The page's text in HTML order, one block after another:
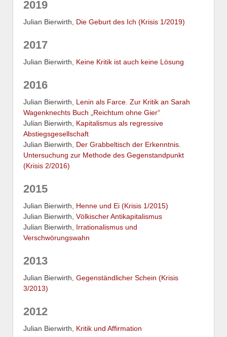
2019
Julian Bierwirth, Die Geburt des Ich (Krisis 1/2019)
2017
Julian Bierwirth, Keine Kritik ist auch keine Lösung
2016
Julian Bierwirth, Lenin als Farce. Zur Kritik an Sarah
Wagenknechts Buch „Reichtum ohne Gier“
Julian Bierwirth, Kapitalismus als regressive
Abstiegsgesellschaft
Julian Bierwirth, Der Grabbeltisch der Erkenntnis.
Untersuchung zur Methode des Gegenstandpunkt
(Krisis 2/2016)
2015
Julian Bierwirth, Henne und Ei (Krisis 1/2015)
Julian Bierwirth, Völkischer Antikapitalismus
Julian Bierwirth, Irrationalismus und
Verschwörungswahn
2013
Julian Bierwirth, Gegenständlicher Schein (Krisis
3/2013)
2012
Julian Bierwirth, Kritik und Affirmation